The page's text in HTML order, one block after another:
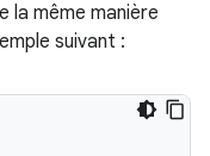
la même manière
suivant :